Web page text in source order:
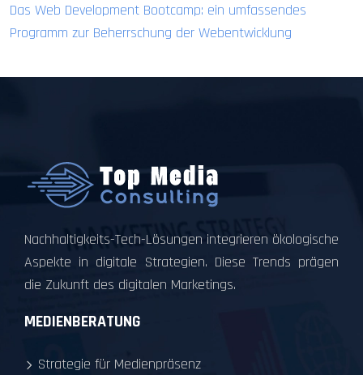
Das Web Development Bootcamp: ein umfassendes
Programm zur Beherrschung der Webentwicklung
Nachhaltigkeits-Tech-Lösungen integrieren ökologische
Aspekte in digitale Strategien. Diese Trends prägen
die Zukunft des digitalen Marketings.
MEDIENBERATUNG
Strategie für Medienpräsenz